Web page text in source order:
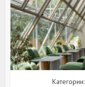
Категории: